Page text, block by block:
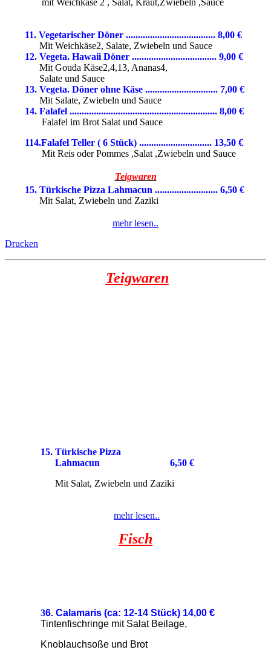
mit Weichkäse 2 , Salat, Kraut,Zwiebeln ,Sauce
11. Vegetarischer Döner ..................................... 8,00 €
Mit Weichkäse2, Salate, Zwiebeln und Sauce
12. Vegeta. Hawaii Döner ................................... 9,00 €
Mit Gouda Käse2,4,13, Ananas4,
Salate und Sauce
13. Vegeta. Döner ohne Käse .............................. 7,00 €
Mit Salate, Zwiebeln und Sauce
14. Falafel ............................................................. 8,00 €
Falafel im Brot Salat und Sauce
114.Falafel Teller ( 6 Stück) .............................. 13,50 €
Mit Reis oder Pommes ,Salat ,Zwiebeln und Sauce
Teigwaren
15. Türkische Pizza Lahmacun .......................... 6,50 €
Mit Salat, Zwiebeln und Zaziki
mehr lesen..
Drucken
Teigwaren
15. Türkische Pizza
Lahmacun
6,50 €
Mit Salat, Zwiebeln und Zaziki
mehr lesen..
Fisch
36. Calamaris (ca: 12-14 Stück) 14,00 €
Tintenfischringe mit Sal at Beilage,
Knoblauchsoße und Brot